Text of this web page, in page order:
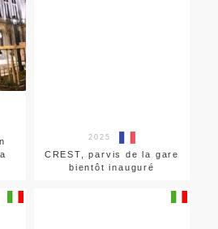
2025
CREST, parvis de la gare
bientôt inauguré